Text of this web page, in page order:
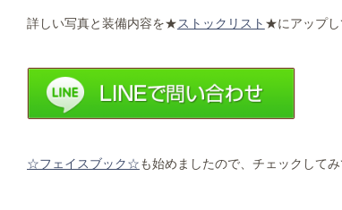
詳しい写真と装備内容を★ストックリスト ★にアップし
☆フェイスブック☆も始めましたので、チェックしてみ